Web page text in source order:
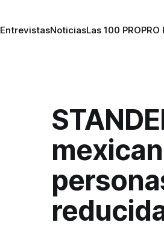
EntrevistasNoticiasLas 100 PROPRO